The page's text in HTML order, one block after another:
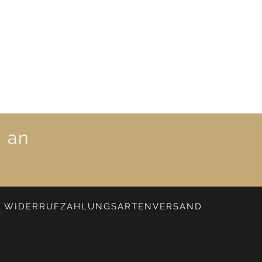
an
WIDERRUF ZAHLUNGSARTEN VERSAND